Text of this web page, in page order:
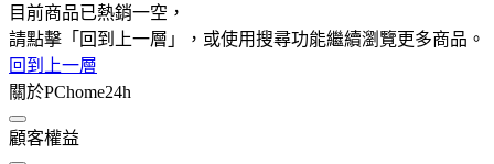
目前商品已熱銷一空，
請點擊「回到上一層」，或使用搜尋功能繼續瀏覽更多商品。
回到上一層
關於PChome24h
顧客權益